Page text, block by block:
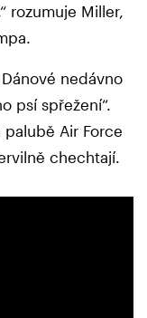
rozumuje Miller,
nedávno
psí spřežení“.
Air Force
chechtají.